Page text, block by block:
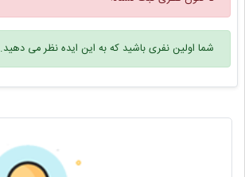
شما اولین نفری باشید که به این ایده نظر می دهید.